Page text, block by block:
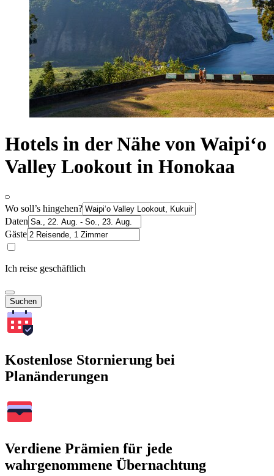
Hotels in der Nähe von Waipiʻo
Valley Lookout in Honokaa
Wo soll’s hingehen?
Daten
Gäste
Ich reise geschäftlich
Suchen
Kostenlose Stornierung bei
Planänderungen
Verdiene Prämien für jede
wahrgenommene Übernachtung